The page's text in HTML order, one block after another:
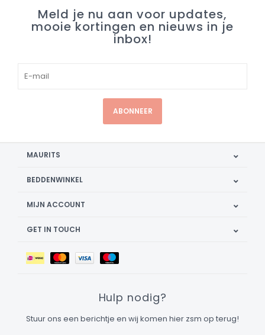
Meld je nu aan voor updates,
mooie kortingen en nieuws in je
inbox!
ABONNEER
MAURITS
BEDDENWINKEL
MIJN ACCOUNT
GET IN TOUCH
Hulp nodig?
Stuur ons een berichtje en wij komen hier zsm op terug!